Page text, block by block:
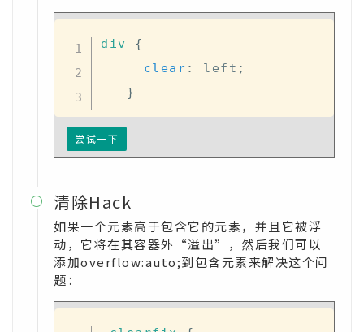
div
{
clear : left ;
}
尝试一下
 清除Hack
如果一个元素高于包含它的元素，并且它被浮
动，它将在其容器外“溢出”，然后我们可以
添加overflow:auto;到包含元素来解决这个问
题：